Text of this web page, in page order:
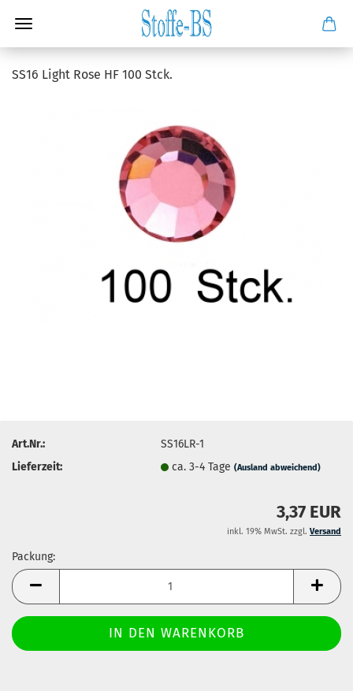
SS16 Light Rose HF 100 Stck.
Art.Nr.:
SS16LR-1
Lieferzeit:
ca. 3-4 Tage(Ausland abweichend)
3,37 EUR
inkl. 19% MwSt. zzgl. Versand
Packung:
Packung